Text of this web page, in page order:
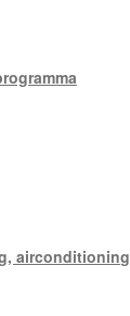
airconditioning